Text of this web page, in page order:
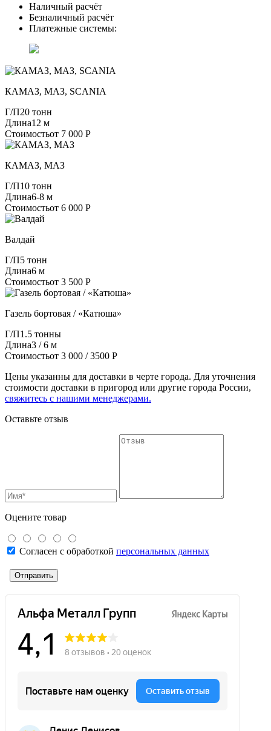
Наличный расчёт
Безналичный расчёт
Платежные системы:
КАМАЗ, МАЗ, SCANIA
Г/П20 тонн
Длина12 м
Стоимостьот 7 000 Р
КАМАЗ, МАЗ
Г/П10 тонн
Длина6-8 м
Стоимостьот 6 000 Р
Валдай
Г/П5 тонн
Длина6 м
Стоимостьот 3 500 Р
Газель бортовая / «Катюша»
Г/П1.5 тонны
Длина3 / 6 м
Стоимостьот 3 000 / 3500 Р
Цены указанны для доставки в черте города. Для уточнения
стоимости доставки в пригород или другие города России,
свяжитесь с нашими менеджерами.
Оставьте отзыв
Оцените товар
Согласен с обработкой персональных данных
Отправить